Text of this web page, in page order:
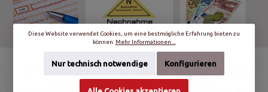
Nachnahmegebühren, wenn nicht anders angegeben.
© schalter-und-steckdosen.de | World Trading Net GmbH & Co. KG - Alle
Diese Website verwendet Cookies, um eine bestmögliche Erfahrung bieten zu
können. Mehr Informationen ...
Nur technisch notwendige Konfigurieren